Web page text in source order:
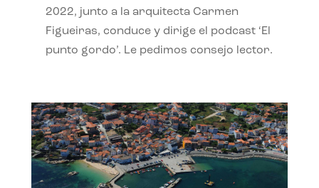
2022, junto a la arquitecta Carmen
Figueiras, conduce y dirige el podcast ‘El
punto gordo’. Le pedimos consejo lector.